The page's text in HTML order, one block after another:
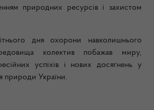
природних ресурсів і захистом
дня охорони навколишнього
колектив побажав миру,
успіхів і нових досягнень у
природи України.